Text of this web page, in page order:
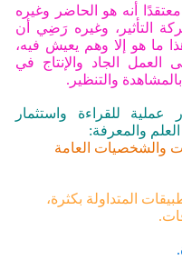
معتقدًا أنه هو الحاضر وغيره
التأثير، وغيره رَضِي أن
ما هو إلا وهم يعيش فيه،
العمل الجاد والإنتاج في
والتنظير.
للقراءة واستثمار
والمعرفة:
والشخصيات العامة
المتداولة بكثرة،